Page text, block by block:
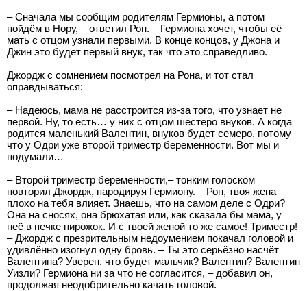
– Сначала мы сообщим родителям Гермионы, а потом
пойдём в Нору, – ответил Рон. – Гермиона хочет, чтобы её
мать с отцом узнали первыми. В конце концов, у Джона и
Джин это будет первый внук, так что это справедливо.
Джордж с сомнением посмотрел на Рона, и тот стал
оправдываться:
– Надеюсь, мама не расстроится из-за того, что узнает не
первой. Ну, то есть… у них с отцом шестеро внуков. А когда
родится маленький Валентин, внуков будет семеро, потому
что у Одри уже второй триместр беременности. Вот мы и
подумали…
– Второй триместр беременности,– тонким голоском
повторил Джордж, пародируя Гермиону. – Рон, твоя жена
плохо на тебя влияет. Знаешь, что на самом деле с Одри?
Она на сносях, она брюхатая или, как сказала бы мама, у
неё в печке пирожок. И с твоей женой то же самое! Триместр!
– Джордж с презрительным недоумением покачал головой и
удивлённо изогнул одну бровь. – Ты это серьёзно насчёт
Валентина? Уверен, что будет мальчик? Валентин? Валентин
Уизли? Гермиона ни за что не согласится, – добавил он,
продолжая неодобрительно качать головой.